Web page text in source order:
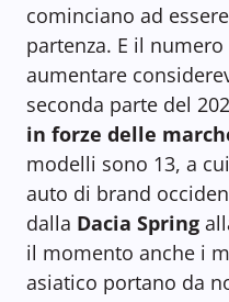
cominciano ad
partenza. E il
aumentare
seconda parte del
in forze delle
modelli sono 13, a
auto di brand
dalla Dacia Spring
il momento anche i
asiatico portano da